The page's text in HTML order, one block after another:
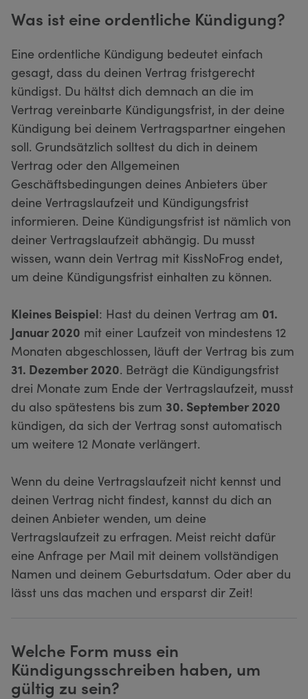
Was ist eine ordentliche Kündigung?
Eine ordentliche Kündigung bedeutet einfach
gesagt, dass du deinen Vertrag fristgerecht
kündigst. Du hältst dich demnach an die im
Vertrag vereinbarte Kündigungsfrist, in der deine
Kündigung bei deinem Vertragspartner eingehen
soll. Grundsätzlich solltest du dich in deinem
Vertrag oder den Allgemeinen
Geschäftsbedingungen deines Anbieters über
deine Vertragslaufzeit und Kündigungsfrist
informieren. Deine Kündigungsfrist ist nämlich von
deiner Vertragslaufzeit abhängig. Du musst
wissen, wann dein Vertrag mit KissNoFrog endet,
um deine Kündigungsfrist einhalten zu können.
Kleines Beispiel: Hast du deinen Vertrag am 01.
Januar 2020 mit einer Laufzeit von mindestens 12
Monaten abgeschlossen, läuft der Vertrag bis zum
31. Dezember 2020. Beträgt die Kündigungsfrist
drei Monate zum Ende der Vertragslaufzeit, musst
du also spätestens bis zum 30. September 2020
kündigen, da sich der Vertrag sonst automatisch
um weitere 12 Monate verlängert.
Wenn du deine Vertragslaufzeit nicht kennst und
deinen Vertrag nicht findest, kannst du dich an
deinen Anbieter wenden, um deine
Vertragslaufzeit zu erfragen. Meist reicht dafür
eine Anfrage per Mail mit deinem vollständigen
Namen und deinem Geburtsdatum. Oder aber du
lässt uns das machen und ersparst dir Zeit!
Welche Form muss ein
Kündigungsschreiben haben, um
gültig zu sein?